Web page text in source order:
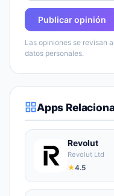
Publicar opinión
Las opiniones se revisan
datos personales.
Apps
Revolut
Revolut Ltd
★4.5